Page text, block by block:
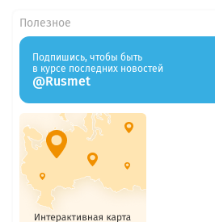
Полезное
Подпишись, чтобы быть
в курсе последних новостей
@Rusmet